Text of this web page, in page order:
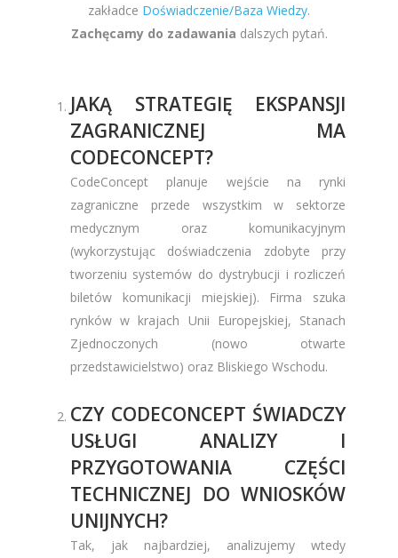
zakładce Doświadczenie/Baza Wiedzy.
Zachęcamy do zadawania dalszych pytań.
JAKĄ STRATEGIĘ EKSPANSJI
ZAGRANICZNEJ MA
CODECONCEPT?
CodeConcept planuje wejście na rynki
zagraniczne przede wszystkim w sektorze
medycznym oraz komunikacyjnym
(wykorzystując doświadczenia zdobyte przy
tworzeniu systemów do dystrybucji i rozliczeń
biletów komunikacji miejskiej). Firma szuka
rynków w krajach Unii Europejskiej, Stanach
Zjednoczonych (nowo otwarte
przedstawicielstwo) oraz Bliskiego Wschodu.
CZY CODECONCEPT ŚWIADCZY
USŁUGI ANALIZY I
PRZYGOTOWANIA CZĘŚCI
TECHNICZNEJ DO WNIOSKÓW
UNIJNYCH?
Tak, jak najbardziej, analizujemy wtedy